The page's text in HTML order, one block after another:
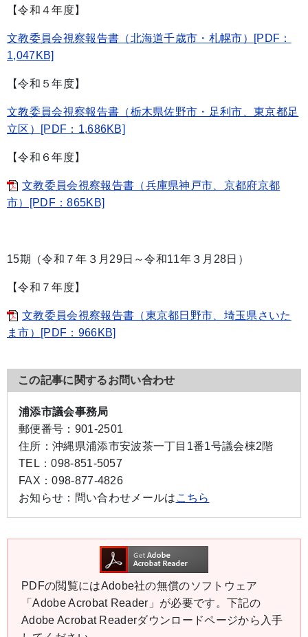
【令和４年度】
文教委員会視察報告書（北海道千歳市・札幌市）[PDF：
1,047KB]
【令和５年度】
文教委員会視察報告書（栃木県佐野市・足利市、東京都足
立区）[PDF：1,686KB]
【令和６年度】
文教委員会視察報告書（兵庫県神戸市、京都府京都
市）[PDF：865KB]
15期（令和７年３月29日～令和11年３月28日）
【令和７年度】
文教委員会視察報告書（東京都日野市、埼玉県さいた
ま市）[PDF：966KB]
この記事に関するお問い合わせ
浦添市議会事務局
郵便番号： 901-2501
住所： 沖縄県浦添市安波茶一丁目1番1号議会棟2階
TEL：098-851-5057
FAX：098-877-4826
お知らせ： 問い合わせメールは こちら
PDFの閲覧にはAdobe社の無償のソフトウェア
「Adobe Acrobat Reader」が必要です。下記の
Adobe Acrobat Readerダウンロードページから入手